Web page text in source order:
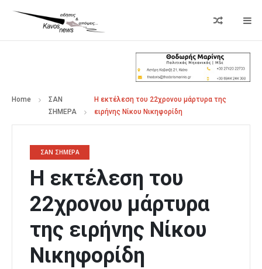
Home
ΣΑΝ
ΣΗΜΕΡΑ
Η εκτέλεση του 22χρονου μάρτυρα της
ειρήνης Νίκου Νικηφορίδη
ΣΑΝ ΣΗΜΕΡΑ
Η εκτέλεση του
22χρονου μάρτυρα
της ειρήνης Νίκου
Νικηφορίδη